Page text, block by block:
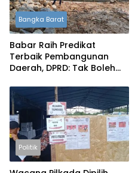
Bangka Barat
Babar Raih Predikat
Terbaik Pembangunan
Daerah, DPRD: Tak Boleh
Politik